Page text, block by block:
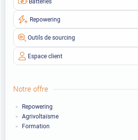
Repowering
Outils de sourcing
Espace client
Notre offre
Repowering
Agrivoltaïsme
Formation